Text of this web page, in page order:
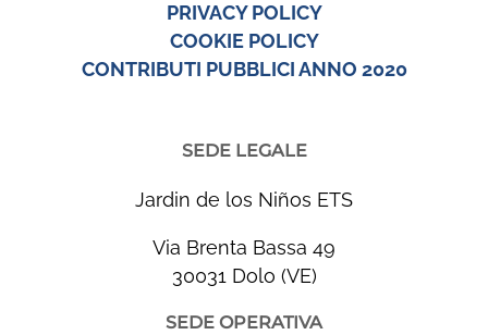
PRIVACY POLICY
COOKIE POLICY
CONTRIBUTI PUBBLICI ANNO 2020
SEDE LEGALE
Jardin de los Niños ETS
Via Brenta Bassa 49
30031 Dolo (VE)
SEDE OPERATIVA